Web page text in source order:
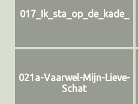
017_Ik_sta_op_de_kade_
021a-Vaarwel-Mijn-Lieve-
Schat